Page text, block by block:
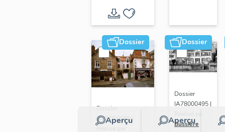
Dossier
Aperçu
Dossier
IA78000985 |
Dossier
Aperçu
Dossier
IA78000495 |
Bussière